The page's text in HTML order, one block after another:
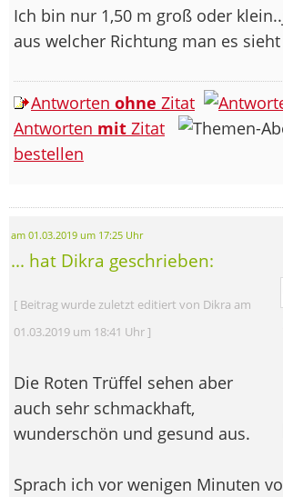
Ich bin nur 1,50 m groß oder
aus welcher Richtung man es sieht
Antworten ohne Zitat
Antworten mit Zitat
bestellen
am 01.03.2019 um 17:25 Uhr
... hat Dikra geschrieben:
[ Beitrag wurde zuletzt editiert von Dikra am
01.03.2019 um 18:41 Uhr ]
Die Roten Trüffel sehen aber
auch sehr schmackhaft,
wunderschön und gesund aus.
Sprach ich vor wenigen Minuten